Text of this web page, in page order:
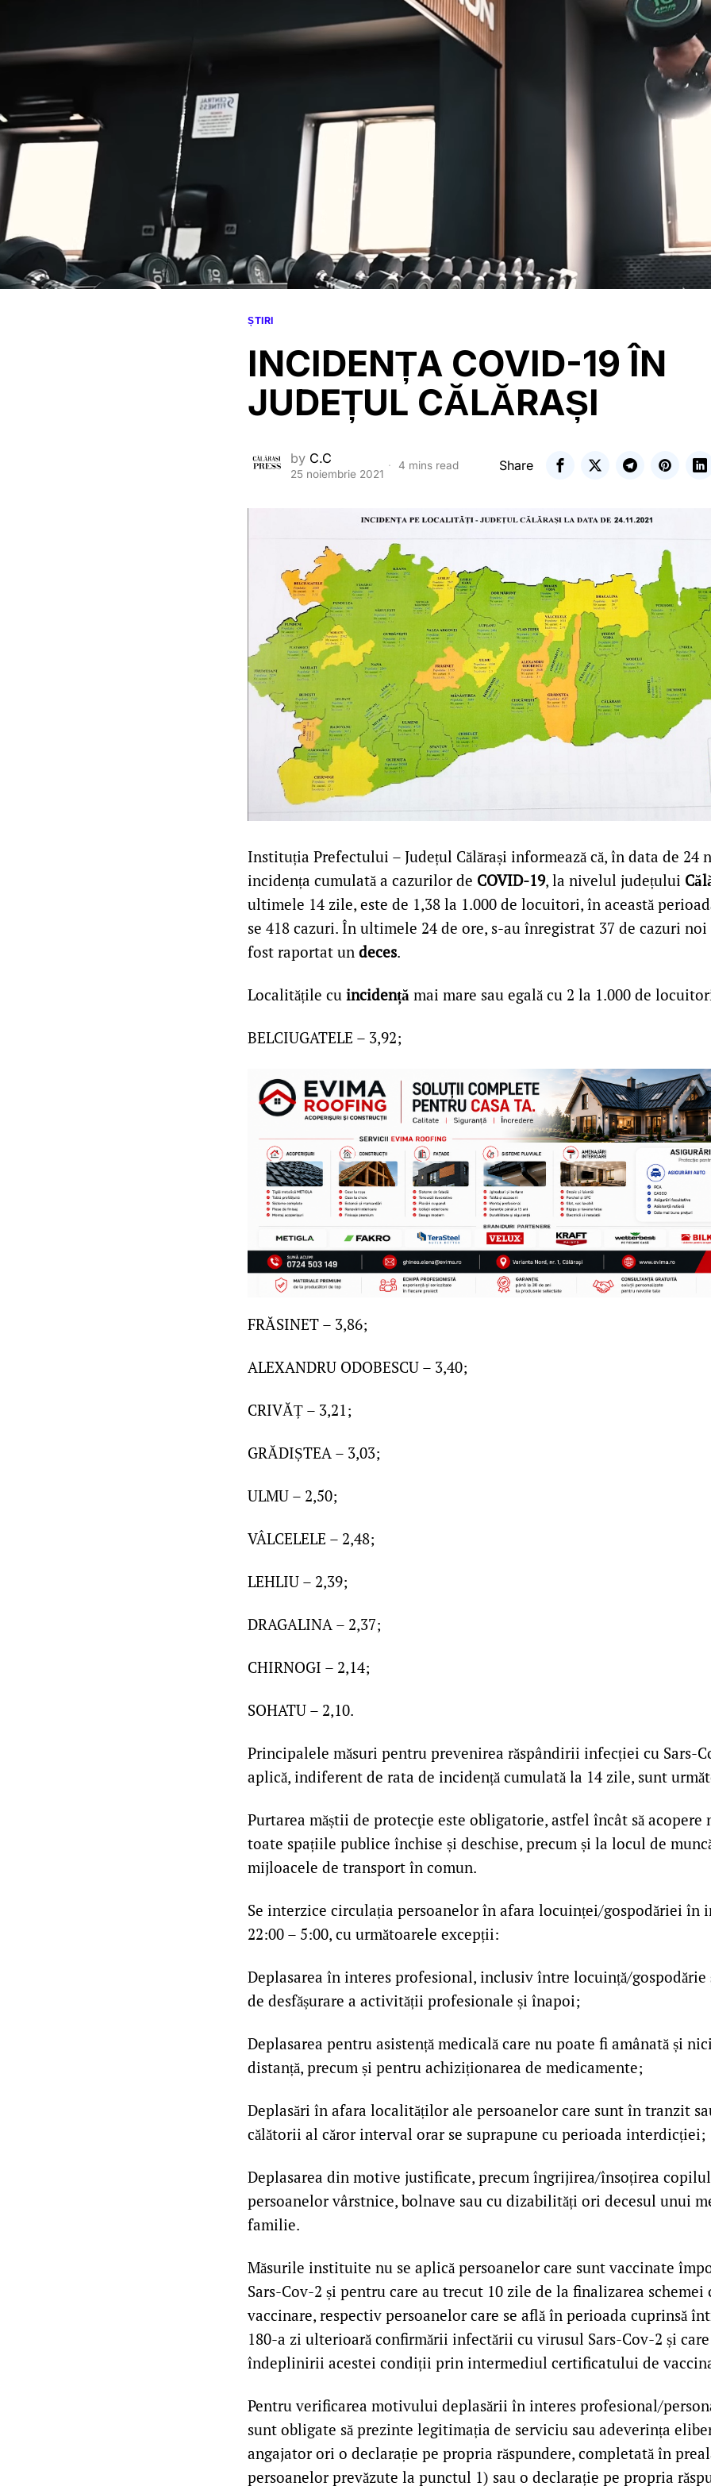
ȘTIRI
INCIDENȚA COVID-19 ÎN
JUDEȚUL CĂLĂRAȘI
by C.C
25 noiembrie 2021
4 mins read Share
24
2021
Instituția Prefectului – Județul Călărași informează că, în data de 24
incidența cumulată a cazurilor de COVID-19, la nivelul județului
ultimele 14 zile, este de 1,38 la 1.000 de locuitori, în această
se 418 cazuri. În ultimele 24 de ore, s-au înregistrat 37 de cazuri
fost raportat un deces.
Localitățile cu incidență mai mare sau egală cu 2 la 1.000 de
BELCIUGATELE – 3,92;
FRĂSINET – 3,86;
ALEXANDRU ODOBESCU – 3,40;
CRIVĂȚ – 3,21;
GRĂDIȘTEA – 3,03;
ULMU – 2,50;
VÂLCELELE – 2,48;
LEHLIU – 2,39;
DRAGALINA – 2,37;
CHIRNOGI – 2,14;
SOHATU – 2,10.
Principalele măsuri pentru prevenirea răspândirii infecției cu Sars-
aplică, indiferent de rata de incidență cumulată la 14 zile, sunt
Purtarea măștii de protecţie este obligatorie, astfel încât să acopere
toate spațiile publice închise și deschise, precum și la locul de
mijloacele de transport în comun.
Se interzice circulația persoanelor în afara locuinței/gospodăriei în
22:00 – 5:00, cu următoarele excepții:
Deplasarea în interes profesional, inclusiv între locuință/
de desfășurare a activității profesionale și înapoi;
Deplasarea pentru asistență medicală care nu poate fi amânată și
distanță, precum și pentru achiziționarea de medicamente;
Deplasări în afara localităților ale persoanelor care sunt în tranzit
călătorii al căror interval orar se suprapune cu perioada interdicției;
Deplasarea din motive justificate, precum îngrijirea/însoțirea
persoanelor vârstnice, bolnave sau cu dizabilități ori decesul unui
familie.
Măsurile instituite nu se aplică persoanelor care sunt vaccinate
Sars-Cov-2 și pentru care au trecut 10 zile de la finalizarea schemei
vaccinare, respectiv persoanelor care se află în perioada cuprinsă
180-a zi ulterioară confirmării infectării cu virusul Sars-Cov-2 și
îndeplinirii acestei condiții prin intermediul certificatului de
Pentru verificarea motivului deplasării în interes profesional/
sunt obligate să prezinte legitimația de serviciu sau adeverința
angajator ori o declarație pe propria răspundere, completată în
persoanelor prevăzute la punctul 1) sau o declarație pe propria